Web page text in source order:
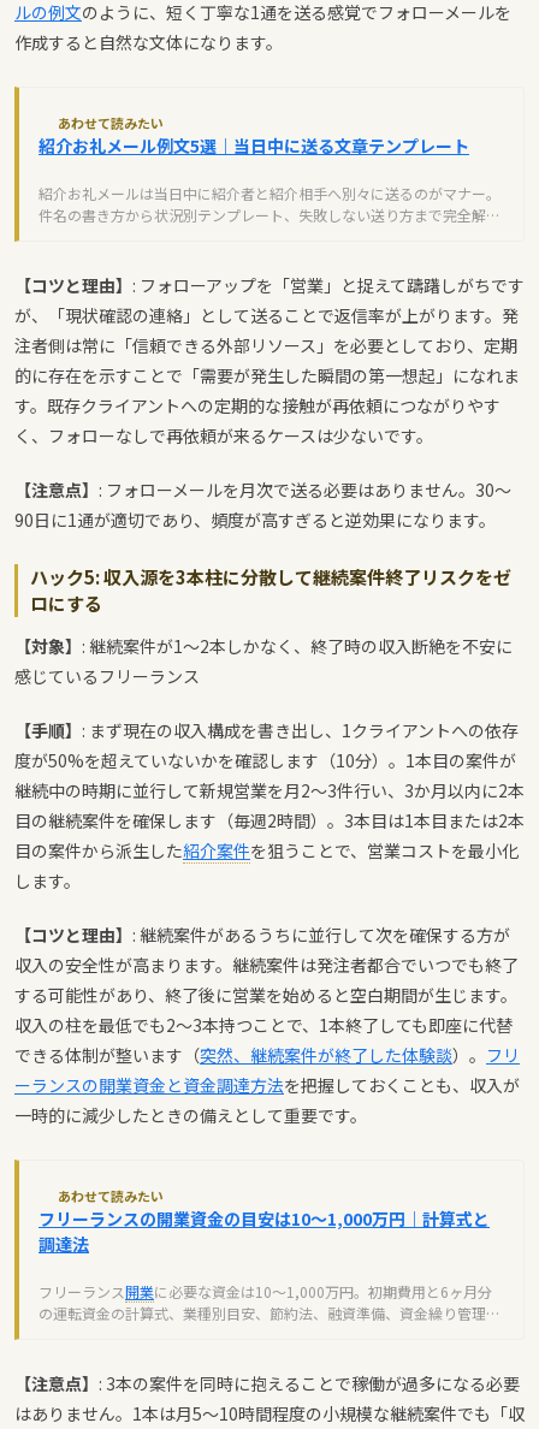
ルの例文のように、短く丁寧な1通を送る感覚でフォローメールを
作成すると自然な文体になります。
あわせて読みたい
紹介お礼メール例文5選｜当日中に送る文章テンプレート
紹介お礼メールは当日中に紹介者と紹介相手へ別々に送るのがマナー。
件名の書き方から状況別テンプレート、失敗しない送り方まで完全解
【コツと理由】 : フォローアップを「営業」と捉えて躊躇しがちです
が、「現状確認の連絡」として送ることで返信率が上がります。発
注者側は常に「信頼できる外部リソース」を必要としており、定期
的に存在を示すことで「需要が発生した瞬間の第一想起」になれま
す。既存クライアントへの定期的な接触が再依頼につながりやす
く、フォローなしで再依頼が来るケースは少ないです。
【注意点】 : フォローメールを月次で送る必要はありません。30〜
90日に1通が適切であり、頻度が高すぎると逆効果になります。
ハック5: 収入源を3本柱に分散して継続案件終了リスクをゼ
ロにする
【対象】 : 継続案件が1〜2本しかなく、終了時の収入断絶を不安に
感じているフリーランス
【手順】 : まず現在の収入構成を書き出し、1クライアントへの依存
度が50%を超えていないかを確認します（10分）。1本目の案件が
継続中の時期に並行して新規営業を月2〜3件行い、3か月以内に2本
目の継続案件を確保します（毎週2時間）。3本目は1本目または2本
目の案件から派生した紹介案件を狙うことで、営業コストを最小化
します。
【コツと理由】 : 継続案件があるうちに並行して次を確保する方が
収入の安全性が高まります。継続案件は発注者都合でいつでも終了
する可能性があり、終了後に営業を始めると空白期間が生じます。
収入の柱を最低でも2〜3本持つことで、1本終了しても即座に代替
できる体制が整います（突然、継続案件が終了した体験談）。 フリ
ーランスの開業資金と資金調達方法を把握しておくことも、収入が
一時的に減少したときの備えとして重要です。
あわせて読みたい
フリーランスの開業資金の目安は10〜1,000万円｜計算式と
調達法
フリーランス開業に必要な資金は10〜1,000万円。初期費用と6ヶ月分
の運転資金の計算式、業種別目安、節約法、融資準備、資金繰り管理ま
【注意点】 : 3本の案件を同時に抱えることで稼働が過多になる必要
はありません。1本は月5〜10時間程度の小規模な継続案件でも「収